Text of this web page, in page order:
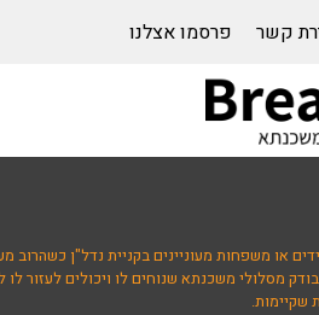
קשר פרסמו אצלנו
או משפחות מעוניינים בקניית נדל"ן
מסלולי משכנתא שנוחים לו ויכולים לעזור
שקיימות.